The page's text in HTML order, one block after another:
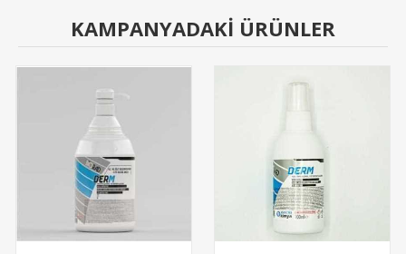
KAMPANYADAKİ ÜRÜNLER